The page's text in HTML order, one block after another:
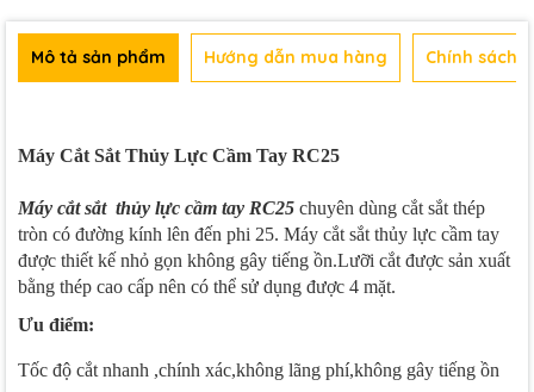
Mô tả sản phẩm Hướng dẫn mua hàng Chính sách
Máy Cắt Sắt Thủy Lực Cầm Tay RC25
Máy cắt sắt thủy lực cầm tay RC25 chuyên dùng cắt sắt thép
tròn có đường kính lên đến phi 25. Máy cắt sắt thủy lực cầm tay
được thiết kế nhỏ gọn không gây tiếng ồn.Lưỡi cắt được sản xuất
bằng thép cao cấp nên có thể sử dụng được 4 mặt.
Ưu điểm:
Tốc độ cắt nhanh ,chính xác,không lãng phí,không gây tiếng ồn